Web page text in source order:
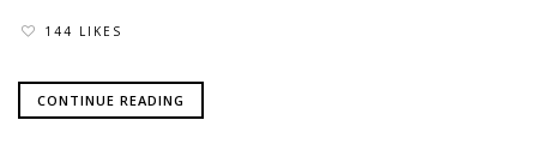
144 LIKES
CONTINUE READING